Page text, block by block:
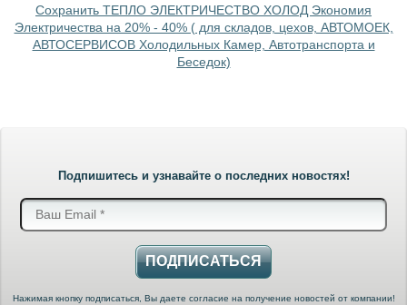
Сохранить ТЕПЛО ЭЛЕКТРИЧЕСТВО ХОЛОД Экономия
Электричества на 20% - 40% ( для складов, цехов, АВТОМОЕК,
АВТОСЕРВИСОВ Холодильных Камер, Автотранспорта и
Беседок)
Подпишитесь и узнавайте о последних новостях!
ПОДПИСАТЬСЯ
Нажимая кнопку подписаться, Вы даете согласие на получение новостей от компании!